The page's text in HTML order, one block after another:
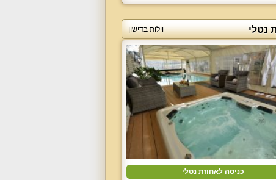
נטלי וילות בדישון
כניסה לאחוזת נטלי